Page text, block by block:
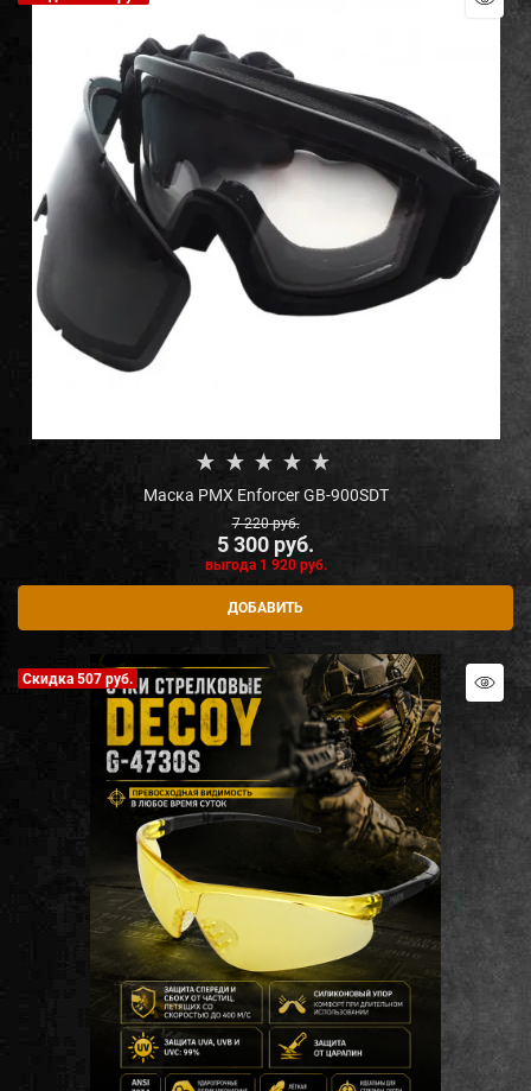
Маска PMX Enforcer GB-900SDT
7 220 руб.
5 300 руб.
выгода 1 920 руб.
ДОБАВИТЬ
Скидка 507 руб.